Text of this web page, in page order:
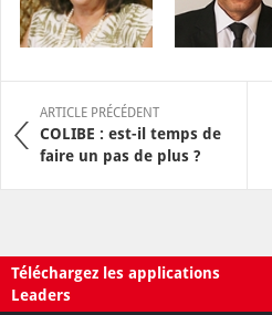
ARTICLE PRÉCÉDENT
COLIBE : est-il temps de
faire un pas de plus ?
Téléchargez les applications
Leaders